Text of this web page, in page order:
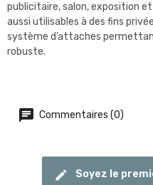
publicitaire, salon, exposition
aussi utilisables à des fins
système d’attaches
robuste.
Commentaires (0)
Soyez le